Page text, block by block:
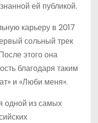
ей публикой.
карьеру в 2017
сольный трек
этого она
благодаря таким
и «Люби меня».
одной из самых